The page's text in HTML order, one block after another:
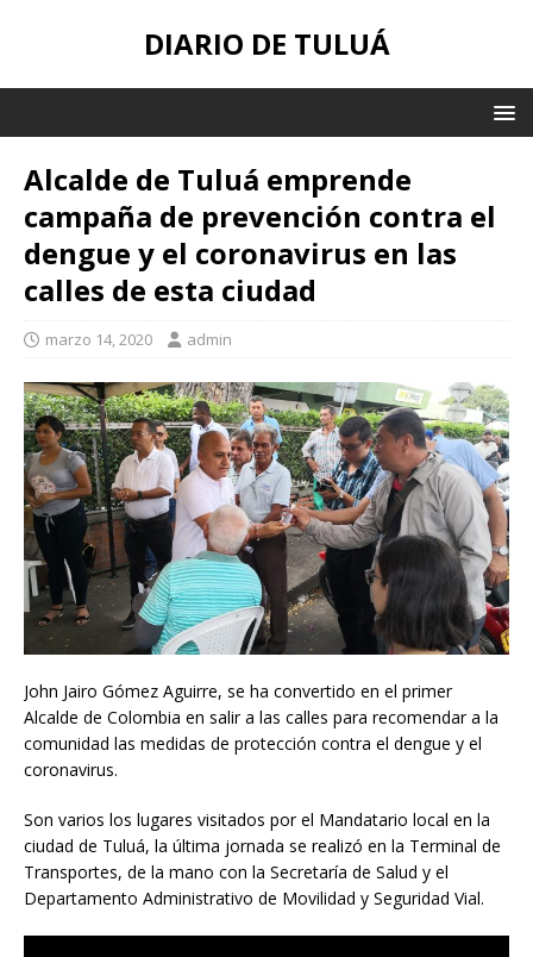
DIARIO DE TULUÁ
Alcalde de Tuluá emprende
campaña de prevención contra el
dengue y el coronavirus en las
calles de esta ciudad
marzo 14, 2020 admin
John Jairo Gómez Aguirre, se ha convertido en el primer
Alcalde de Colombia en salir a las calles para recomendar a la
comunidad las medidas de protección contra el dengue y el
coronavirus.
Son varios los lugares visitados por el Mandatario local en la
ciudad de Tuluá, la última jornada se realizó en la Terminal de
Transportes, de la mano con la Secretaría de Salud y el
Departamento Administrativo de Movilidad y Seguridad Vial.